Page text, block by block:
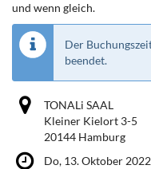
und wenn gleich.
Der
beendet.
TONALi SAAL
Kleiner Kielort 3-5
20144 Hamburg
Do, 13. Oktober 2022